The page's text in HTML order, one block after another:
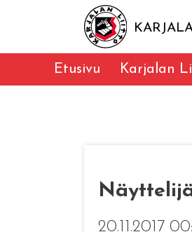
Etusivu Karjalan
20.11.2017